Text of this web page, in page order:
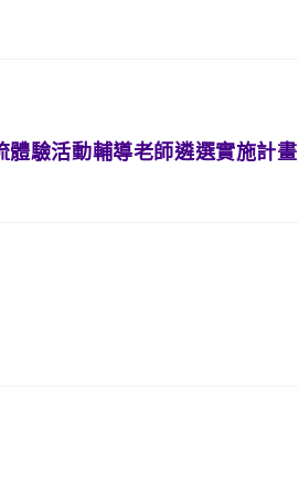
體驗活動輔導老師遴選實施計畫